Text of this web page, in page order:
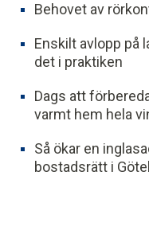
Behovet av
Enskilt avlopp på
det i praktiken
Dags att
varmt hem hela
Så ökar en
bostadsrätt i